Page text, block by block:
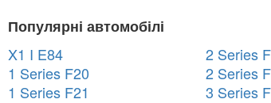
Популярні автомобілі
X1 I E84
1 Series F20
1 Series F21
2 Series
2 Series
3 Series